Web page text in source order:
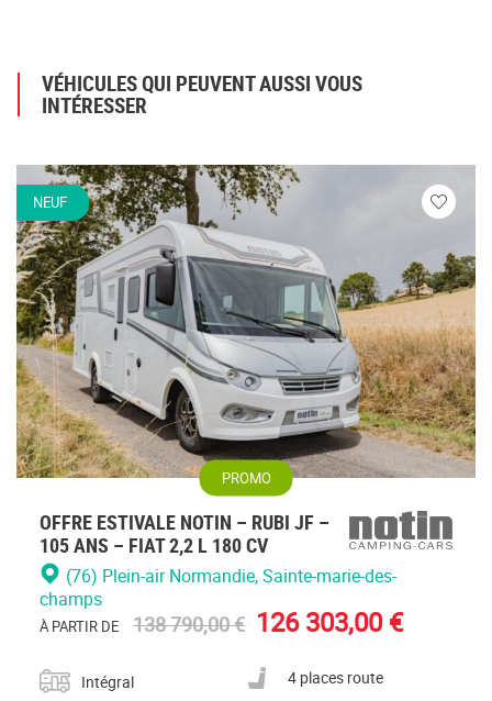
VÉHICULES QUI PEUVENT AUSSI VOUS
INTÉRESSER
NEUF
Veuillez
PROMO
OFFRE ESTIVALE NOTIN – RUBI JF –
105 ANS – FIAT 2,2 L 180 CV
(76) Plein-air Normandie, Sainte-marie-des-
champs
À PARTIR DE 138 790,00 € 126 303,00 €
Catégorie
Intégral
Nombre de places carte grise
4 places route